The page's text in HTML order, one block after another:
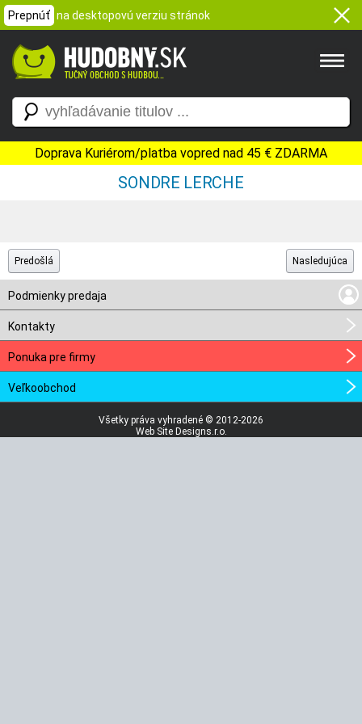
Prepnúť na desktopovú verziu stránok
Doprava Kuriérom/platba vopred nad 45 € ZDARMA
SONDRE LERCHE
Predošlá Nasledujúca
Podmienky predaja
Kontakty
Ponuka pre firmy
Veľkoobchod
Všetky práva vyhradené © 2012-2026
Web Site Designs.r.o.